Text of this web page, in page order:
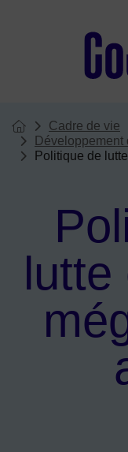
Vous êtes ici :
Page d'accueil du
Cadre de vie
Développement
Politique de
lutte